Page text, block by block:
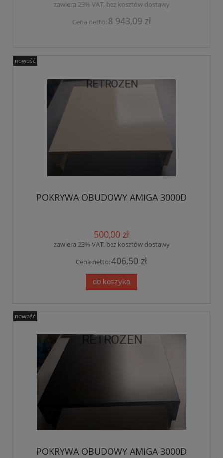
zawiera 23% VAT, bez kosztów dostawy
Cena netto: 8 943,09 zł
POKRYWA OBUDOWY AMIGA 3000D
500,00 zł
zawiera 23% VAT, bez kosztów dostawy
Cena netto:406,50 zł
do koszyka
nowość
POKRYWA OBUDOWY AMIGA 3000D
nowość